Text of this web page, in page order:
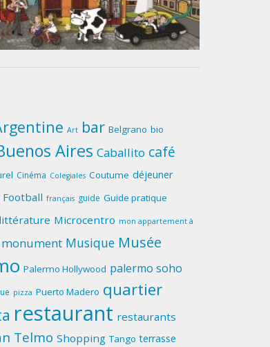
Art bar Belgrano bio
Aires Caballito café
Cinéma Colegiales Coutume déjeuner
Football français guide Guide pratique
littérature Microcentro mon appartement à
monument Musique Musée
Palermo Hollywood palermo soho
pizza Puerto Madero quartier
restaurant restaurants
Telmo Shopping Tango terrasse